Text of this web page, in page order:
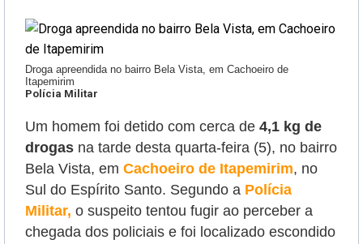
Droga apreendida no bairro Bela Vista, em Cachoeiro de
Itapemirim
Polícia Militar
Um homem foi detido com cerca de 4,1 kg de
drogas na tarde desta quarta-feira (5), no bairro
Bela Vista, em Cachoeiro de Itapemirim, no
Sul do Espírito Santo. Segundo a Polícia
Militar, o suspeito tentou fugir ao perceber a
chegada dos policiais e foi localizado escondido